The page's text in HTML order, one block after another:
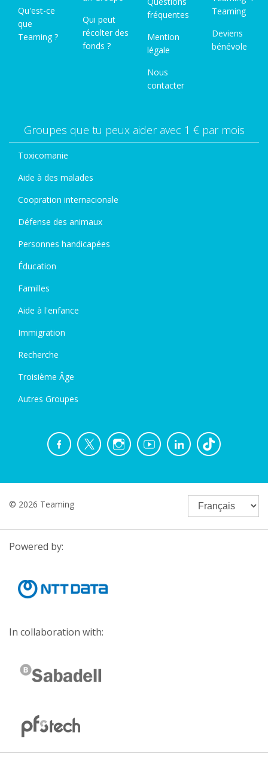
Qu'est-ce
que
Teaming ?
Qui peut
récolter des
fonds ?
fréquentes
Mention
légale
Nous
contacter
Teaming
Deviens
bénévole
Groupes que tu peux aider avec 1 € par mois
Toxicomanie
Aide à des malades
Coopration internacionale
Défense des animaux
Personnes handicapées
Éducation
Familles
Aide à l'enfance
Immigration
Recherche
Troisième Âge
Autres Groupes
© 2026 Teaming
Powered by:
In collaboration with: